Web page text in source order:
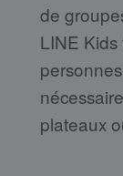
de
LINE
plateaux